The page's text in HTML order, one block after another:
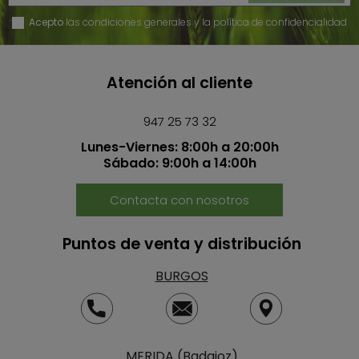
Acepto las condiciones generales y la política de confidencialidad
Atención al cliente
947 25 73 32
Lunes-Viernes: 8:00h a 20:00h
Sábado: 9:00h a 14:00h
Contacta con nosotros
Puntos de venta y distribución
BURGOS